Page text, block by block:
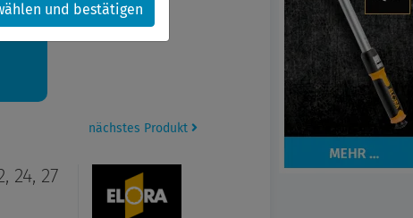
nächstes Produkt
24, 27
und bestätigen